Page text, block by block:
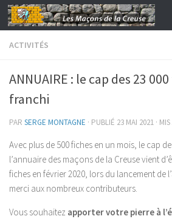
Skip to content
ACTIVITÉS
ANNUAIRE : le cap des 23
franchi
PAR SERGE MONTAGNE · PUBLIÉ 23 MAI 2021 ·
Avec plus de 500 fiches en un mois, le cap
l’annuaire des maçons de la Creuse vient
fiches en février 2020, lors du lancement de
merci aux nombreux contributeurs.
Vous souhaitez apporter votre pierre à